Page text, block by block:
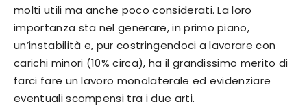
molti utili ma anche poco considerati. La loro
importanza sta nel generare, in primo piano,
un’instabilità e, pur costringendoci a lavorare con
carichi minori (10% circa), ha il grandissimo merito di
farci fare un lavoro monolaterale ed evidenziare
eventuali scompensi tra i due arti.